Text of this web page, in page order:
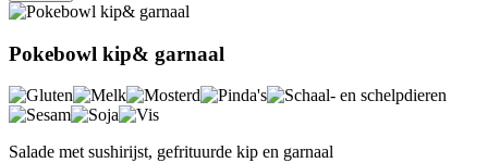
Pokebowl kip& garnaal
Salade met sushirijst, gefrituurde kip en garnaal